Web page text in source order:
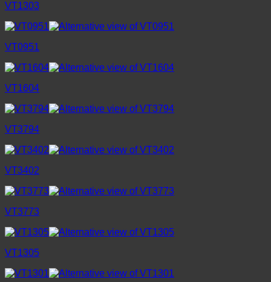
VT1303
VT0951
VT1604
VT3794
VT3402
VT3773
VT1305